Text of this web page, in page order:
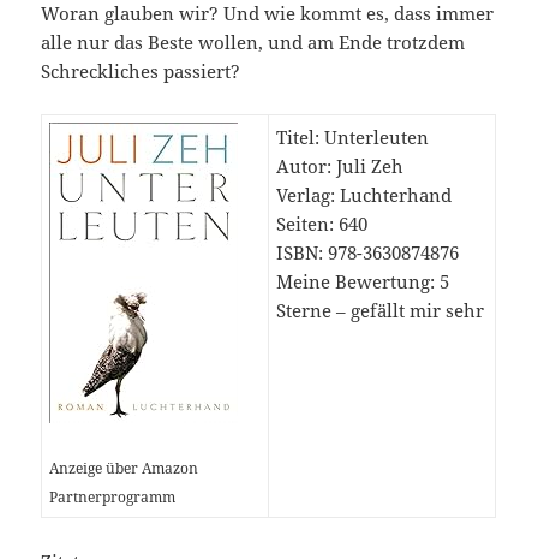
Woran glauben wir? Und wie kommt es, dass immer
alle nur das Beste wollen, und am Ende trotzdem
Schreckliches passiert?
Anzeige über Amazon
Partnerprogramm
Titel: Unterleuten
Autor: Juli Zeh
Verlag: Luchterhand
Seiten: 640
ISBN: 978-3630874876
Meine Bewertung: 5
Sterne – gefällt mir sehr